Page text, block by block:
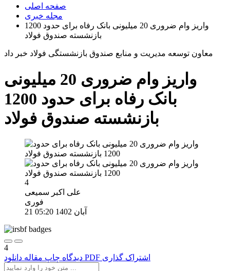
صفحه اصلی
مجله خبری
واریز وام ضروری 20 میلیونی بانک رفاه برای حدود 1200
بازنشسته صندوق فولاد
معاون توسعه مدیریت و منابع صندوق بازنشستگی فولاد خبر داد
واریز وام ضروری 20 میلیونی
بانک رفاه برای حدود 1200
بازنشسته صندوق فولاد
4
علی اکبر سمیعی
فوری
21 آبان 1402
05:20
4
دیدگاه چاپ مقاله دانلود PDF اشتراک گذاری